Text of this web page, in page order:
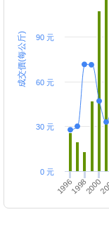
成交價(每公斤)
199619982000
0 元
30 元
60 元
90 元